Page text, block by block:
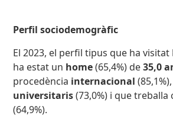
Perfil sociodemogràfic
El 2023, el perfil tipus que ha
ha estat un home(65,4%) de35,0
procedència internacional
universitaris(73,0%) i que
(64,9%).